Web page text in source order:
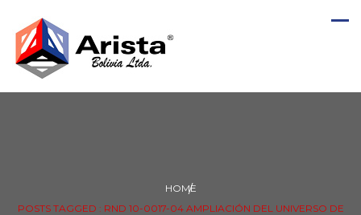
HOME
POSTS TAGGED : RND 10-0017-04 AMPLIACIÓN DEL UNIVERSO DE